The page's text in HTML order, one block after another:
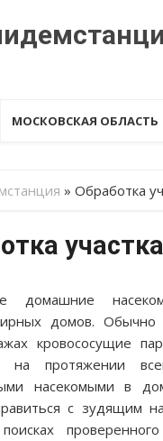
МОСКОВСКАЯ ОБЛАСТЬ
» Обработка
домашние
домов.
кровососущие
на протяжении
насекомыми в
с зудящим